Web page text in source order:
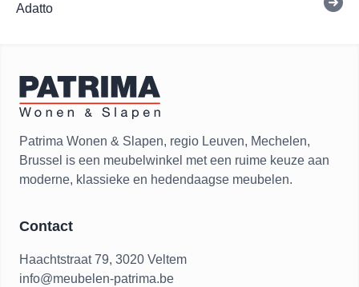
Adatto
Patrima Wonen & Slapen, regio Leuven, Mechelen,
Brussel is een meubelwinkel met een ruime keuze aan
moderne, klassieke en hedendaagse meubelen.
Contact
Haachtstraat 79, 3020 Veltem
info@meubelen-patrima.be